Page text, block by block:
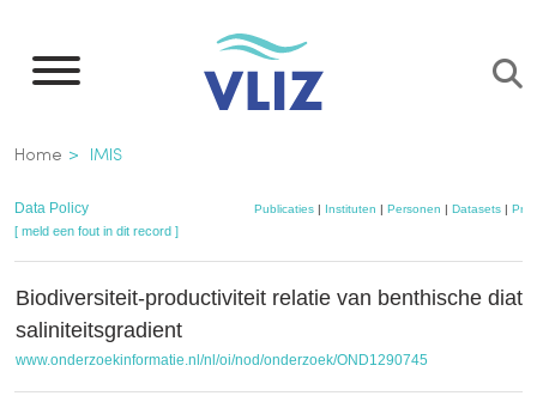
naar
inhoud
gaan
Kruimelpad
Home IMIS
Data Policy Publicaties| Instituten | Personen | Datasets|
[ meld een fout in dit record ]
Biodiversiteit-productiviteit relatie van benthische
saliniteitsgradient
www.onderzoekinformatie.nl/nl/oi/nod/onderzoek/OND1290745